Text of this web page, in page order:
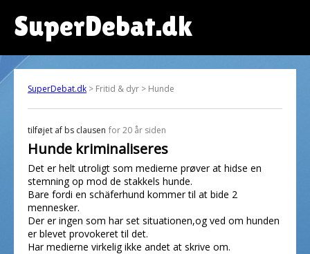
SuperDebat.dk
SuperDebat.dk > Fritid & dyr > Hunde
tilføjet af bs clausen for 20 år siden
Hunde kriminaliseres
Det er helt utroligt som medierne prøver at hidse en
stemning op mod de stakkels hunde.
Bare fordi en schäferhund kommer til at bide 2
mennesker.
Der er ingen som har set situationen,og ved om hunden
er blevet provokeret til det.
Har medierne virkelig ikke andet at skrive om.